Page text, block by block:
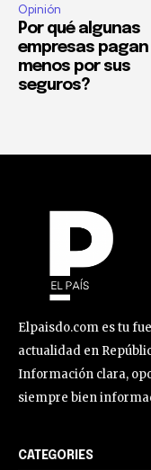
Opinión
Por qué algunas
empresas pagan
menos por sus
seguros?
Elpaisdo.com es tu
actualidad en
Información clara,
siempre bien
CATEGORIES